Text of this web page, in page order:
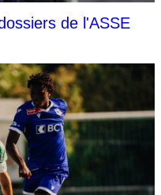
de l'ASSE